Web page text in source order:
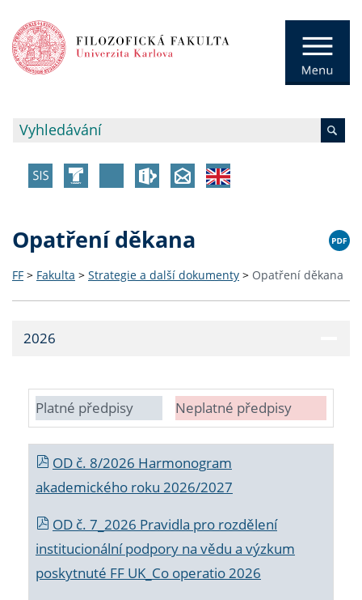
Opatření děkana
FF > Fakulta > Strategie a další dokumenty > Opatření děkana
2026
Platné předpisy Neplatné předpisy
OD č. 8/2026 Harmonogram
akademického roku 2026/2027
OD č. 7_2026 Pravidla pro rozdělení
institucionální podpory na vědu a výzkum
poskytnuté FF UK_Co operatio 2026